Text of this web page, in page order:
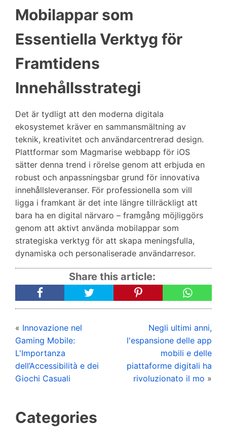
Mobilappar som
Essentiella Verktyg för
Framtidens
Innehållsstrategi
Det är tydligt att den moderna digitala
ekosystemet kräver en sammansmältning av
teknik, kreativitet och användarcentrerad design.
Plattformar som Magmarise webbapp för iOS
sätter denna trend i rörelse genom att erbjuda en
robust och anpassningsbar grund för innovativa
innehållsleveranser. För professionella som vill
ligga i framkant är det inte längre tillräckligt att
bara ha en digital närvaro – framgång möjliggörs
genom att aktivt använda mobilappar som
strategiska verktyg för att skapa meningsfulla,
dynamiska och personaliserade användarresor.
Share this article:
« Innovazione nel
Gaming Mobile:
L'Importanza
dell’Accessibilità e dei
Giochi Casuali
Negli ultimi anni,
l'espansione delle app
mobili e delle
piattaforme digitali ha
rivoluzionato il mo »
Categories